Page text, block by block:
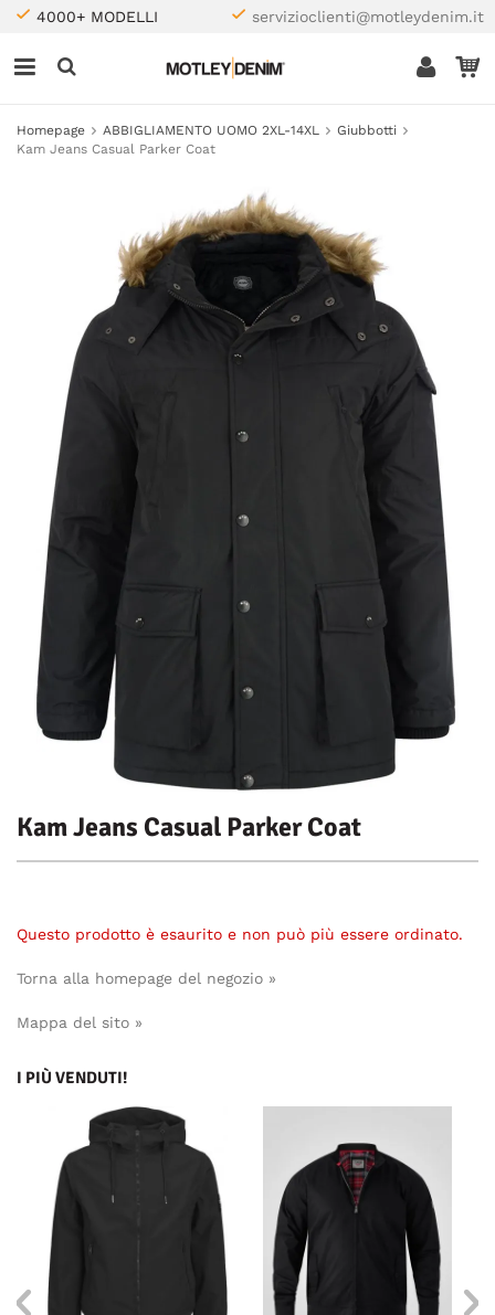
4000+ MODELLI servizioclienti@motleydenim.it
Homepage ABBIGLIAMENTO UOMO 2XL-14XL
Giubbotti
Kam Jeans Casual Parker Coat
Kam Jeans Casual Parker Coat
Questo prodotto è esaurito e non può più essere ordinato.
Torna alla homepage del negozio »
Mappa del sito »
I PIÙ VENDUTI!